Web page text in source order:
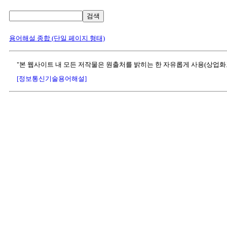
검색
용어해설 종합 (단일 페이지 형태)
"본 웹사이트 내 모든 저작물은 원출처를 밝히는 한 자유롭게 사용(상업
[정보통신기술용어해설]